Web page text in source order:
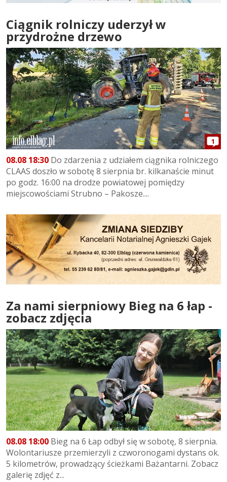
Ciągnik rolniczy uderzył w
przydrożne drzewo
1
08.08 18:30 Do zdarzenia z udziałem ciągnika rolniczego
CLAAS doszło w sobotę 8 sierpnia br. kilkanaście minut
po godz. 16:00 na drodze powiatowej pomiędzy
miejscowościami Strubno – Pakosze....
Za nami sierpniowy Bieg na 6 łap -
zobacz zdjęcia
08.08 18:00 Bieg na 6 Łap odbył się w sobotę, 8 sierpnia.
Wolontariusze przemierzyli z czworonogami dystans ok.
5 kilometrów, prowadzący ścieżkami Bażantarni. Zobacz
galerię zdjęć z...